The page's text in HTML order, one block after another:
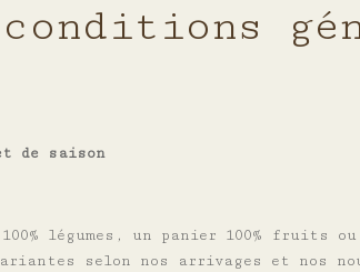
de saison
légumes, un panier 100% fruits
selon nos arrivages et nos